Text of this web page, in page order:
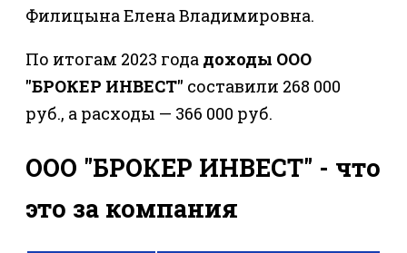
Филицына Елена Владимировна.
По итогам 2023 года доходы ООО
"БРОКЕР ИНВЕСТ" составили 268 000
руб., а расходы — 366 000 руб.
ООО "БРОКЕР ИНВЕСТ" - что
это за компания